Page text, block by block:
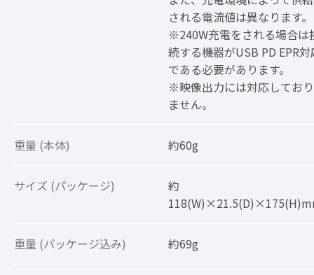
される電流値は異なります。
※240W充電をされる場合は
続する機器がUSB PD EPR対
である必要があります。
※映像出力には対応しており
ません。
重量 (本体) 約60g
サイズ (パッケージ)
約
重量 (パッケージ込み) 約69g